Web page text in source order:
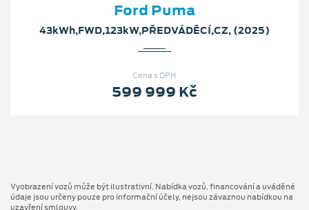
Ford Puma
43kWh,FWD,123kW,PŘEDVÁDĚCÍ,CZ, (2025)
Cena s DPH
599 999 Kč
Vyobrazení vozů může být ilustrativní. Nabídka vozů, financování a uváděné
údaje jsou určeny pouze pro informační účely, nejsou závaznou nabídkou na
uzavření smlouvy.